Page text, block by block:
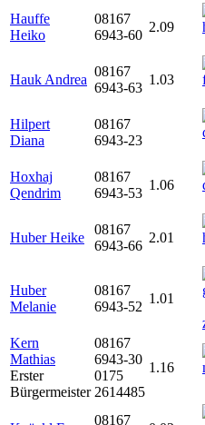
Hauffe
Heiko
08167
6943-60
2.09
Hauk Andrea
08167
6943-63
1.03
Hilpert
Diana
08167
6943-23
Hoxhaj
Qendrim
08167
6943-53
1.06
Huber Heike
08167
6943-66
2.01
Huber
Melanie
08167
6943-52
1.01
Kern
Mathias
Erster
Bürgermeister
08167
6943-30
0175
2614485
1.16
08167